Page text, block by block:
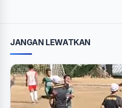
JANGAN LEWATKAN